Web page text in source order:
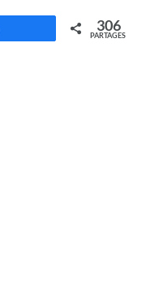
306
PARTAGES